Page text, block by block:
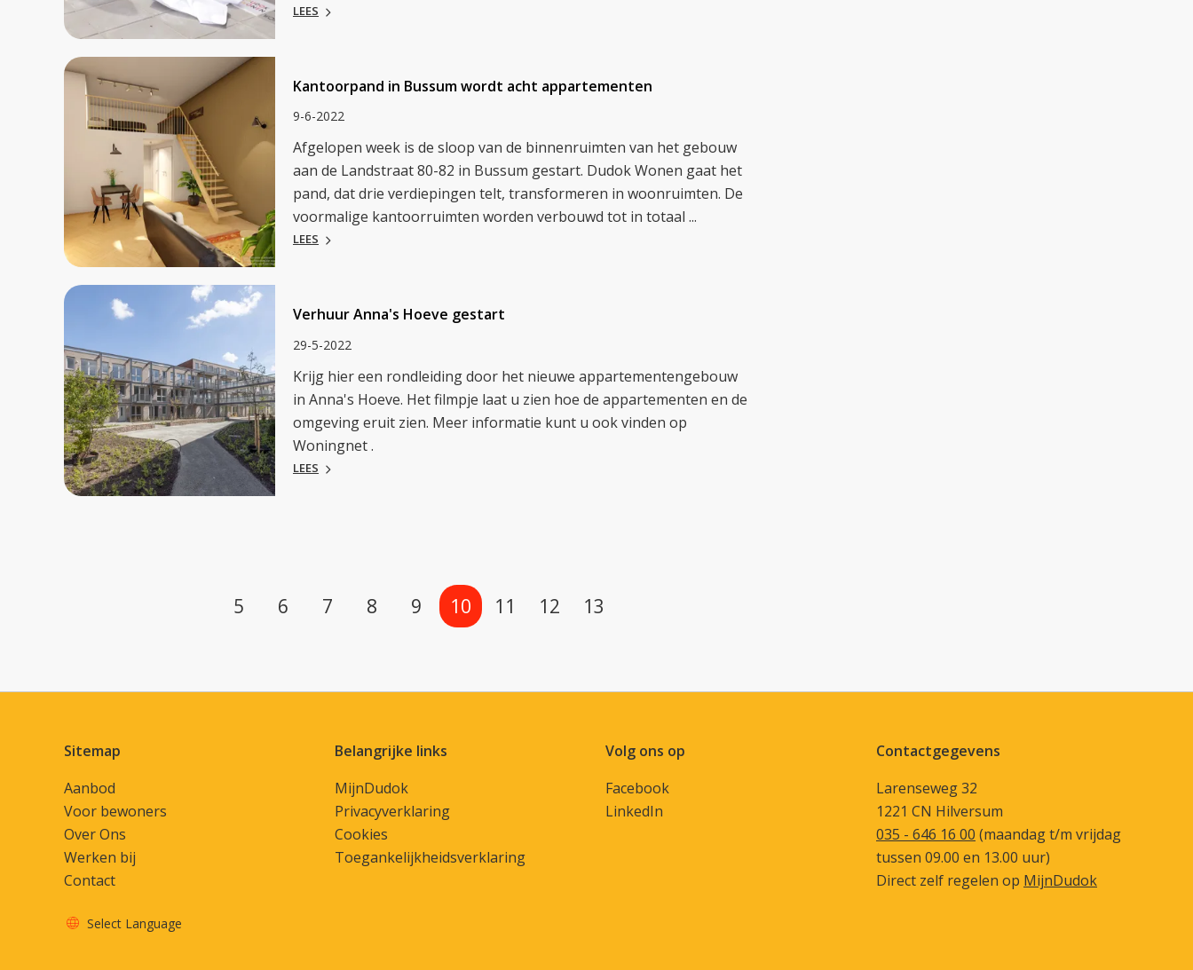
LEES
Kantoorpand in Bussum wordt acht appartementen
9-6-2022
Afgelopen week is de sloop van de binnenruimten van het gebouw
aan de Landstraat 80-82 in Bussum gestart. Dudok Wonen gaat het
pand, dat drie verdiepingen telt, transformeren in woonruimten. De
voormalige kantoorruimten worden verbouwd tot in totaal ...
LEES
Verhuur Anna's Hoeve gestart
29-5-2022
Krijg hier een rondleiding door het nieuwe appartementengebouw
in Anna's Hoeve. Het filmpje laat u zien hoe de appartementen en de
omgeving eruit zien. Meer informatie kunt u ook vinden op
Woningnet .
LEES
Selecteer een pagina
5 6 7 8 9 10 11 12 13
Contactinformatie
Sitemap
Aanbod
Voor bewoners
Over Ons
Werken bij
Contact
Belangrijke links
MijnDudok
Privacyverklaring
Cookies
Toegankelijkheidsverklaring
Volg ons op
Facebook
LinkedIn
Contactgegevens
Larenseweg 32
1221 CN Hilversum
035 - 646 16 00 (maandag t/m vrijdag
tussen 09.00 en 13.00 uur)
Direct zelf regelen op MijnDudok
Vertaal deze pagina
Select Language